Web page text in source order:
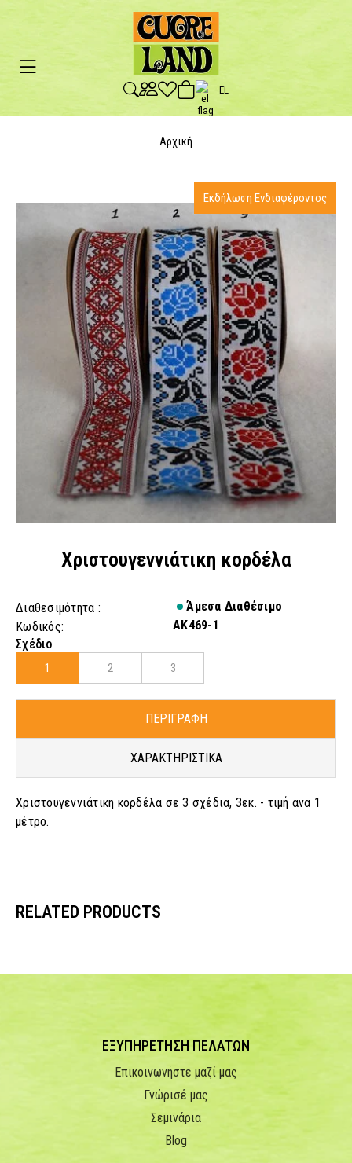
EL
Αρχική
Χριστουγεννιάτικη κορδέλα
Διαθεσιμότητα :
Άμεσα Διαθέσιμο
Κωδικός:
AK469-1
Σχέδιο
1 2 3
ΠΕΡΙΓΡΑΦΗ
ΧΑΡΑΚΤΗΡΙΣΤΙΚΑ
Χριστουγεννιάτικη κορδέλα σε 3 σχέδια, 3εκ. - τιμή ανα 1
μέτρο.
Εκδήλωση Ενδιαφέροντος
RELATED PRODUCTS
ΕΞΥΠΗΡΕΤΗΣΗ ΠΕΛΑΤΩΝ
Επικοινωνήστε μαζί μας
Γνώρισέ μας
Σεμινάρια
Blog